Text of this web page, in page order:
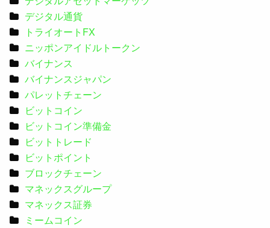
デジタル通貨
トライオートFX
ニッポンアイドルトークン
バイナンス
バイナンスジャパン
パレットチェーン
ビットコイン
ビットコイン準備金
ビットトレード
ビットポイント
ブロックチェーン
マネックスグループ
マネックス証券
ミームコイン